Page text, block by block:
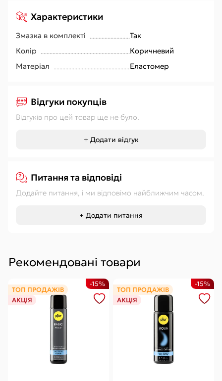
Характеристики
Змазка в комплекті
Так
Колір
Коричневий
Матеріал
Еластомер
Відгуки покупців
Відгуків про цей товар ще не було.
+ Додати відгук
Питання та відповіді
Додайте питання, і ми відповімо найближчим часом.
+ Додати питання
Рекомендовані товари
ТОП ПРОДАЖІВ
АКЦІЯ
-15%
ТОП ПРОДАЖІВ
АКЦІЯ
-15%